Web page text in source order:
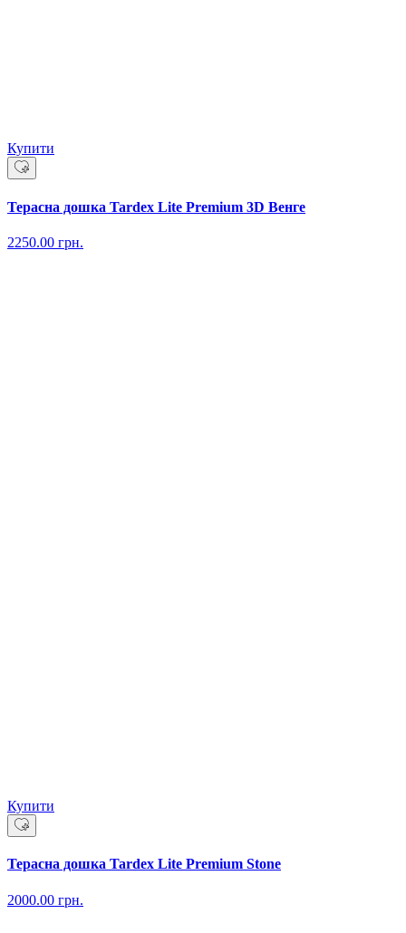
Купити
Терасна дошка Tardex Lite Premium 3D Венге
2250.00 грн.
Купити
Терасна дошка Tardex Lite Premium Stone
2000.00 грн.